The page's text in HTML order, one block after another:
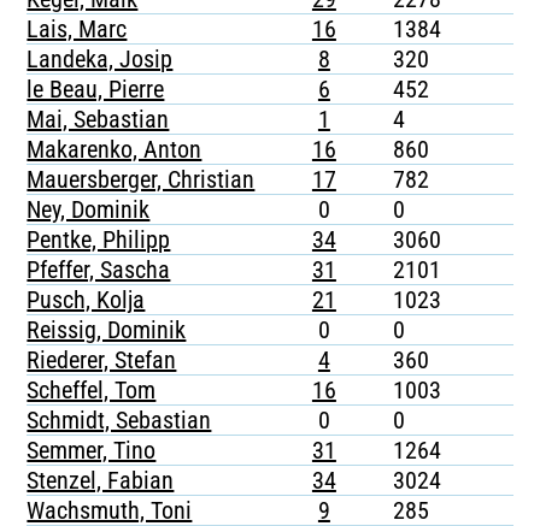
Lais, Marc
16 1384
Landeka, Josip
8 320
le Beau, Pierre
6 452
Mai, Sebastian
1 4
Makarenko, Anton
16 860
Mauersberger, Christian
17 782
Ney, Dominik
0 0
Pentke, Philipp
34 3060
Pfeffer, Sascha
31 2101
Pusch, Kolja
21 1023
Reissig, Dominik
0 0
Riederer, Stefan
4 360
Scheffel, Tom
16 1003
Schmidt, Sebastian
0 0
Semmer, Tino
31 1264
Stenzel, Fabian
34 3024
Wachsmuth, Toni
9 285